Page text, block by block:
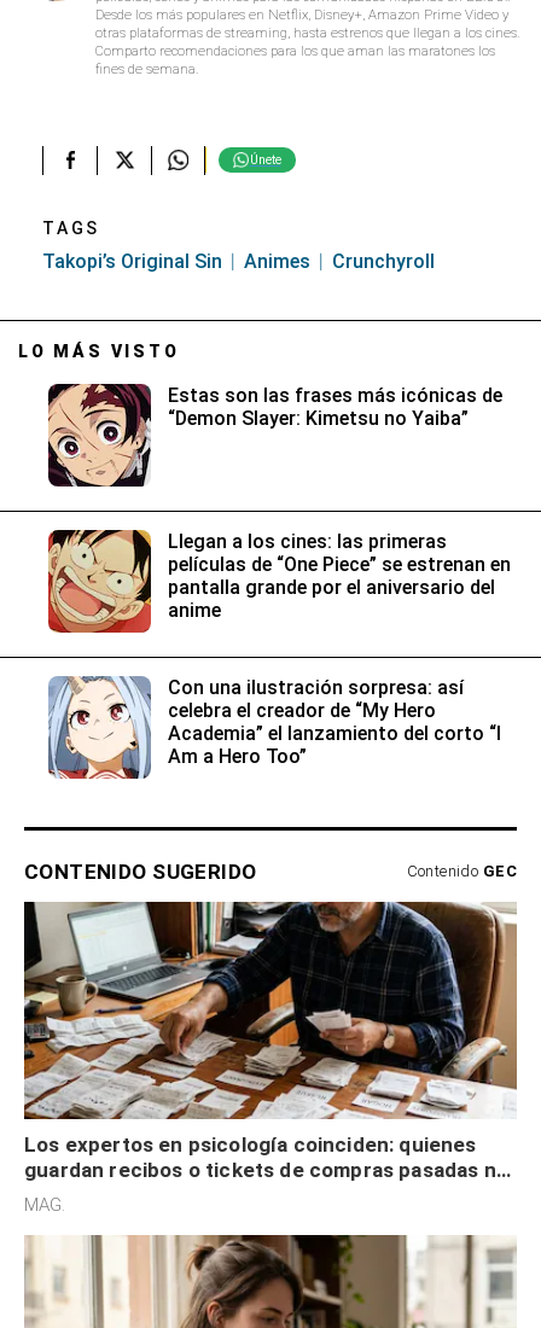
Desde los más populares en Netflix, Disney+, Amazon Prime Video y
otras plataformas de streaming, hasta estrenos que llegan a los cines.
Comparto recomendaciones para los que aman las maratones los
fines de semana.
Únete
TAGS
Takopi’s Original Sin Animes Crunchyroll
LO MÁS VISTO
Estas son las frases más icónicas de
“Demon Slayer: Kimetsu no Yaiba”
Llegan a los cines: las primeras
películas de “One Piece” se estrenan en
pantalla grande por el aniversario del
anime
Con una ilustración sorpresa: así
celebra el creador de “My Hero
Academia” el lanzamiento del corto “I
Am a Hero Too”
CONTENIDO SUGERIDO Contenido GEC
Los expertos en psicología coinciden: quienes
guardan recibos o tickets de compras pasadas no
son acumuladores, sino que tienen necesidad de
MAG.